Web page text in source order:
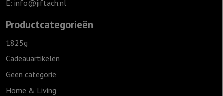
E: info@jiftach.nl
Productcategorieën
1825g
Cadeauartikelen
Geen categorie
Home & Living